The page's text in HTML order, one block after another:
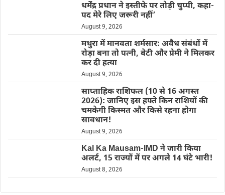
धर्मेंद्र प्रधान ने इस्तीफे पर तोड़ी चुप्पी, कहा-
पद मेरे लिए जरूरी नहीं’
August 9, 2026
मथुरा में मानवता शर्मसार: अवैध संबंधों में
रोड़ा बना तो पत्नी, बेटी और प्रेमी ने मिलकर
कर दी हत्या
August 9, 2026
साप्ताहिक राशिफल (10 से 16 अगस्त
2026): जानिए इस हफ्ते किन राशियों की
चमकेगी किस्मत और किसे रहना होगा
सावधान!
August 9, 2026
Kal Ka Mausam-IMD ने जारी किया
अलर्ट, 15 राज्यों में पर अगले 14 घंटे भारी!
August 8, 2026